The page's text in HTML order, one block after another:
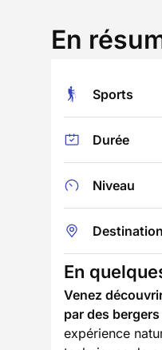
En
Sports
Durée
Niveau
Destination
En
Venez
par des
expérience